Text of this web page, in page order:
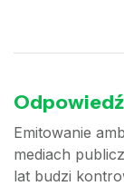
Emitowanie
mediach
lat budzi